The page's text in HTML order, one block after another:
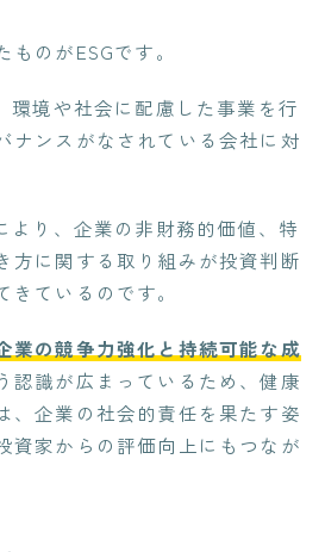
ものがESGです。
環境や社会に配慮した事業を行
ナンスがなされている会社に対
より、企業の非財務的価値、特
方に関する取り組みが投資判断
きているのです。
業の競争力強化と持続可能な成
認識が広まっているため、健康
、企業の社会的責任を果たす姿
資家からの評価向上にもつなが